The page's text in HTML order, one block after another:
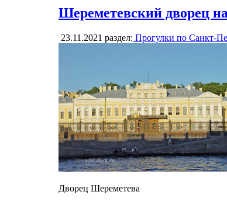
Шереметевский дворец
23.11.2021 раздел: Прогулки по Санкт-
Дворец Шереметева